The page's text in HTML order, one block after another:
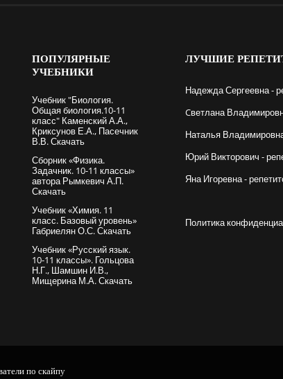
ПОПУЛЯРНЫЕ
УЧЕБНИКИ
Учебник "Биология.
Общая биология.10-11
класс" Каменский А.А.,
Криксунов Е.А., Пасечник
В.В. Скачать
Сборник «Физика.
Задачник. 10-11 классы»
автора Рымкевич А.П.
Скачать
Учебник «Химия. 11
класс. Базовый уровень»
Габриелян О.С. Скачать
Учебник «Русский язык.
10-11 классы». Гольцова
Н.Г., Шамшин И.В.,
Мищерина М.А. Скачать
ЛУЧШИЕ
Надежда Сергеевна -
Cветлана
Наталья
Юрий Викторович -
Яна Игоревна -
Политика
по скайпу